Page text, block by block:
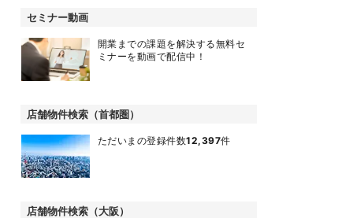
セミナー動画
開業までの課題を解決する無料セ
ミナーを動画で配信中！
店舗物件検索（首都圏）
ただいまの登録件数12,397件
店舗物件検索（大阪）